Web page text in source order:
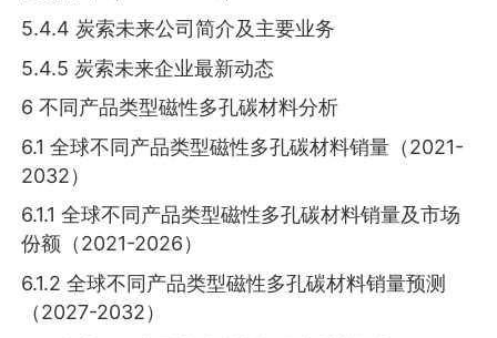
5.4.4 炭索未来公司简介及主要业务
5.4.5 炭索未来企业最新动态
6 不同产品类型磁性多孔碳材料分析
6.1 全球不同产品类型磁性多孔碳材料销量（2021-
2032）
6.1.1 全球不同产品类型磁性多孔碳材料销量及市场
份额（2021-2026）
6.1.2 全球不同产品类型磁性多孔碳材料销量预测
（2027-2032）